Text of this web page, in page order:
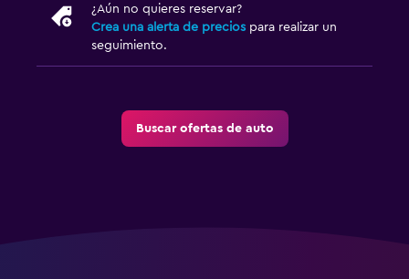
¿Aún no quieres reservar?
Crea una alerta de precios para realizar un
seguimiento.
Buscar ofertas de auto